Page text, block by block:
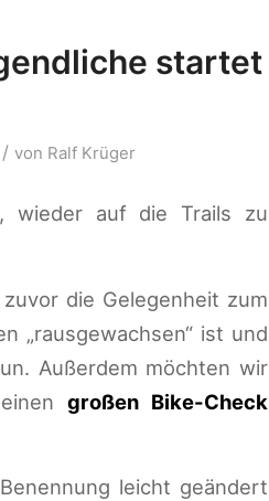
startet
/ von Ralf Krüger
wieder auf die Trails zu
die Gelegenheit zum
„rausgewachsen“ ist und
Außerdem möchten wir
großen Bike-Check
leicht geändert